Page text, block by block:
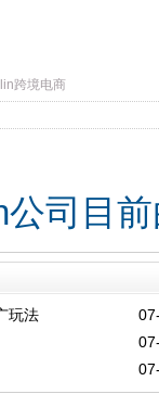
跨境电商
公司目
玩法